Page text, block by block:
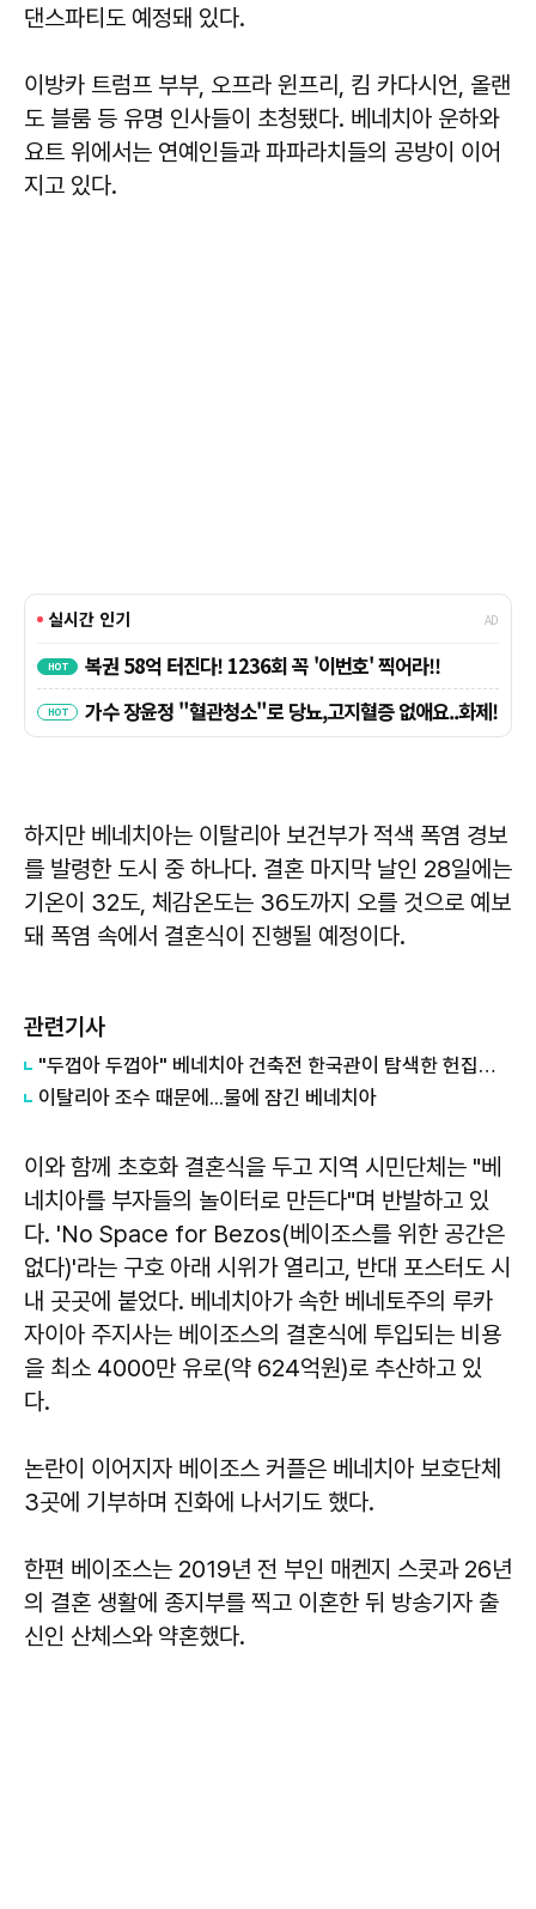
댄스파티도 예정돼 있다.
이방카 트럼프 부부, 오프라 윈프리, 킴 카다시언, 올랜
도 블룸 등 유명 인사들이 초청됐다. 베네치아 운하와
요트 위에서는 연예인들과 파파라치들의 공방이 이어
지고 있다.
하지만 베네치아는 이탈리아 보건부가 적색 폭염 경보
를 발령한 도시 중 하나다. 결혼 마지막 날인 28일에는
기온이 32도, 체감온도는 36도까지 오를 것으로 예보
돼 폭염 속에서 결혼식이 진행될 예정이다.
관련기사
"두껍아 두껍아" 베네치아 건축전 한국관이 탐색한 헌집과 새집은?
이탈리아 조수 때문에...물에 잠긴 베네치아
이와 함께 초호화 결혼식을 두고 지역 시민단체는 "베
네치아를 부자들의 놀이터로 만든다"며 반발하고 있
다. 'No Space for Bezos(베이조스를 위한 공간은
없다)'라는 구호 아래 시위가 열리고, 반대 포스터도 시
내 곳곳에 붙었다. 베네치아가 속한 베네토주의 루카
자이아 주지사는 베이조스의 결혼식에 투입되는 비용
을 최소 4000만 유로(약 624억원)로 추산하고 있
다.
논란이 이어지자 베이조스 커플은 베네치아 보호단체
3곳에 기부하며 진화에 나서기도 했다.
한편 베이조스는 2019년 전 부인 매켄지 스콧과 26년
의 결혼 생활에 종지부를 찍고 이혼한 뒤 방송기자 출
신인 산체스와 약혼했다.